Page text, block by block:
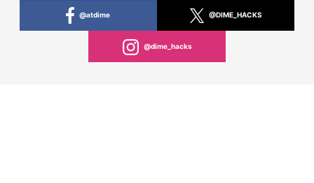
@atdime @DIME_HACKS
@dime_hacks